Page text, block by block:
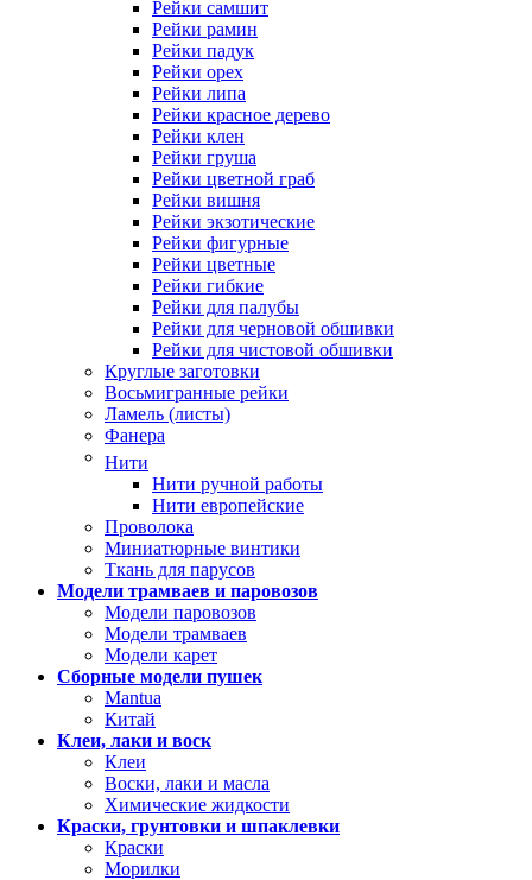
Рейки самшит
Рейки рамин
Рейки падук
Рейки орех
Рейки липа
Рейки красное дерево
Рейки клен
Рейки груша
Рейки цветной граб
Рейки вишня
Рейки экзотические
Рейки фигурные
Рейки цветные
Рейки гибкие
Рейки для палубы
Рейки для черновой обшивки
Рейки для чистовой обшивки
Круглые заготовки
Восьмигранные рейки
Ламель (листы)
Фанера
Нити
Нити ручной работы
Нити европейские
Проволока
Миниатюрные винтики
Ткань для парусов
Модели трамваев и паровозов
Модели паровозов
Модели трамваев
Модели карет
Сборные модели пушек
Mantua
Китай
Клеи, лаки и воск
Клеи
Воски, лаки и масла
Химические жидкости
Краски, грунтовки и шпаклевки
Краски
Морилки